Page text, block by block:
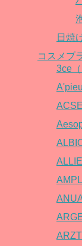
日焼
コスメブ
3ce